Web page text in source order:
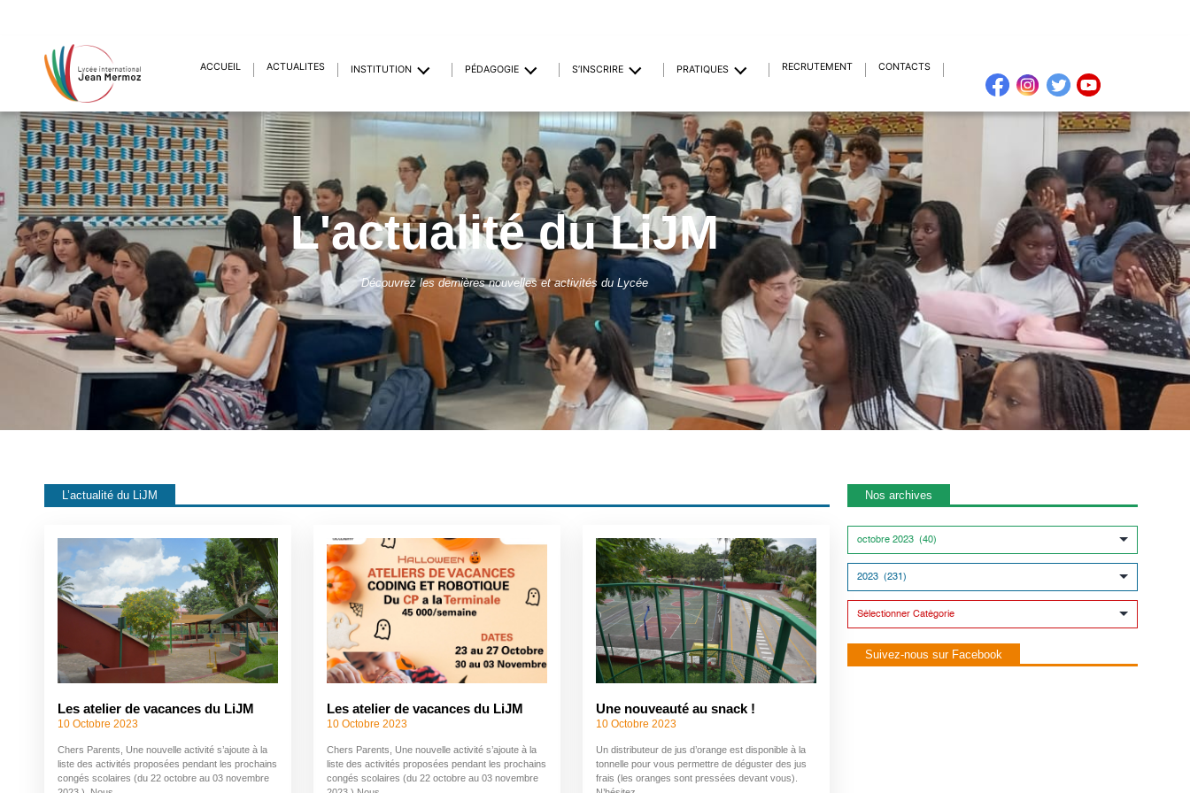
ACCUEIL ACTUALITÉS INSTITUTION PÉDAGOGIE S’INSCRIRE PRATIQUES RECRUTEMENT CONTACTS
L'actualité du LiJM
Découvrez les dernières nouvelles et activités du Lycée
L’actualité du LiJM
Les atelier de vacances du LiJM
10 Octobre 2023
Chers Parents, Une nouvelle activité s’ajoute à la
liste des activités proposées pendant les prochains
congés scolaires (du 22 octobre au 03 novembre
Les atelier de vacances du LiJM
10 Octobre 2023
Chers Parents, Une nouvelle activité s’ajoute à la
liste des activités proposées pendant les prochains
congés scolaires (du 22 octobre au 03 novembre
Une nouveauté au snack !
10 Octobre 2023
Un distributeur de jus d’orange est disponible à la
tonnelle pour vous permettre de déguster des jus
frais (les oranges sont pressées devant vous).
Nos archives
Suivez-nous sur Facebook